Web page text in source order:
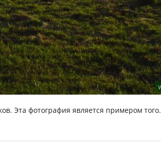
Эта фотография является примером того.